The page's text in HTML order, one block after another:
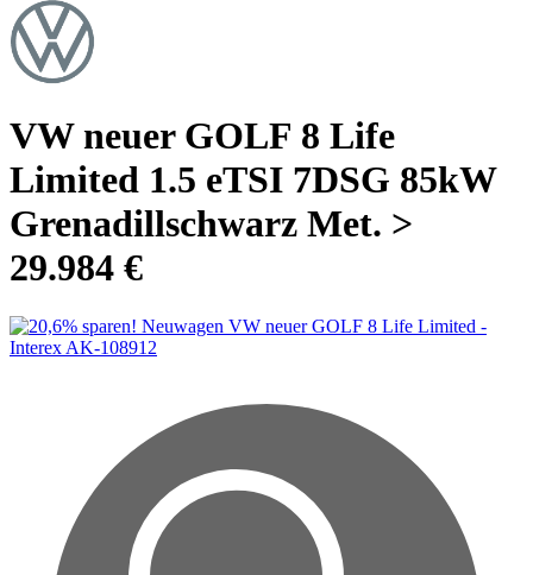
VW neuer GOLF 8 Life
Limited 1.5 eTSI 7DSG 85kW
Grenadillschwarz Met. >
29.984 €